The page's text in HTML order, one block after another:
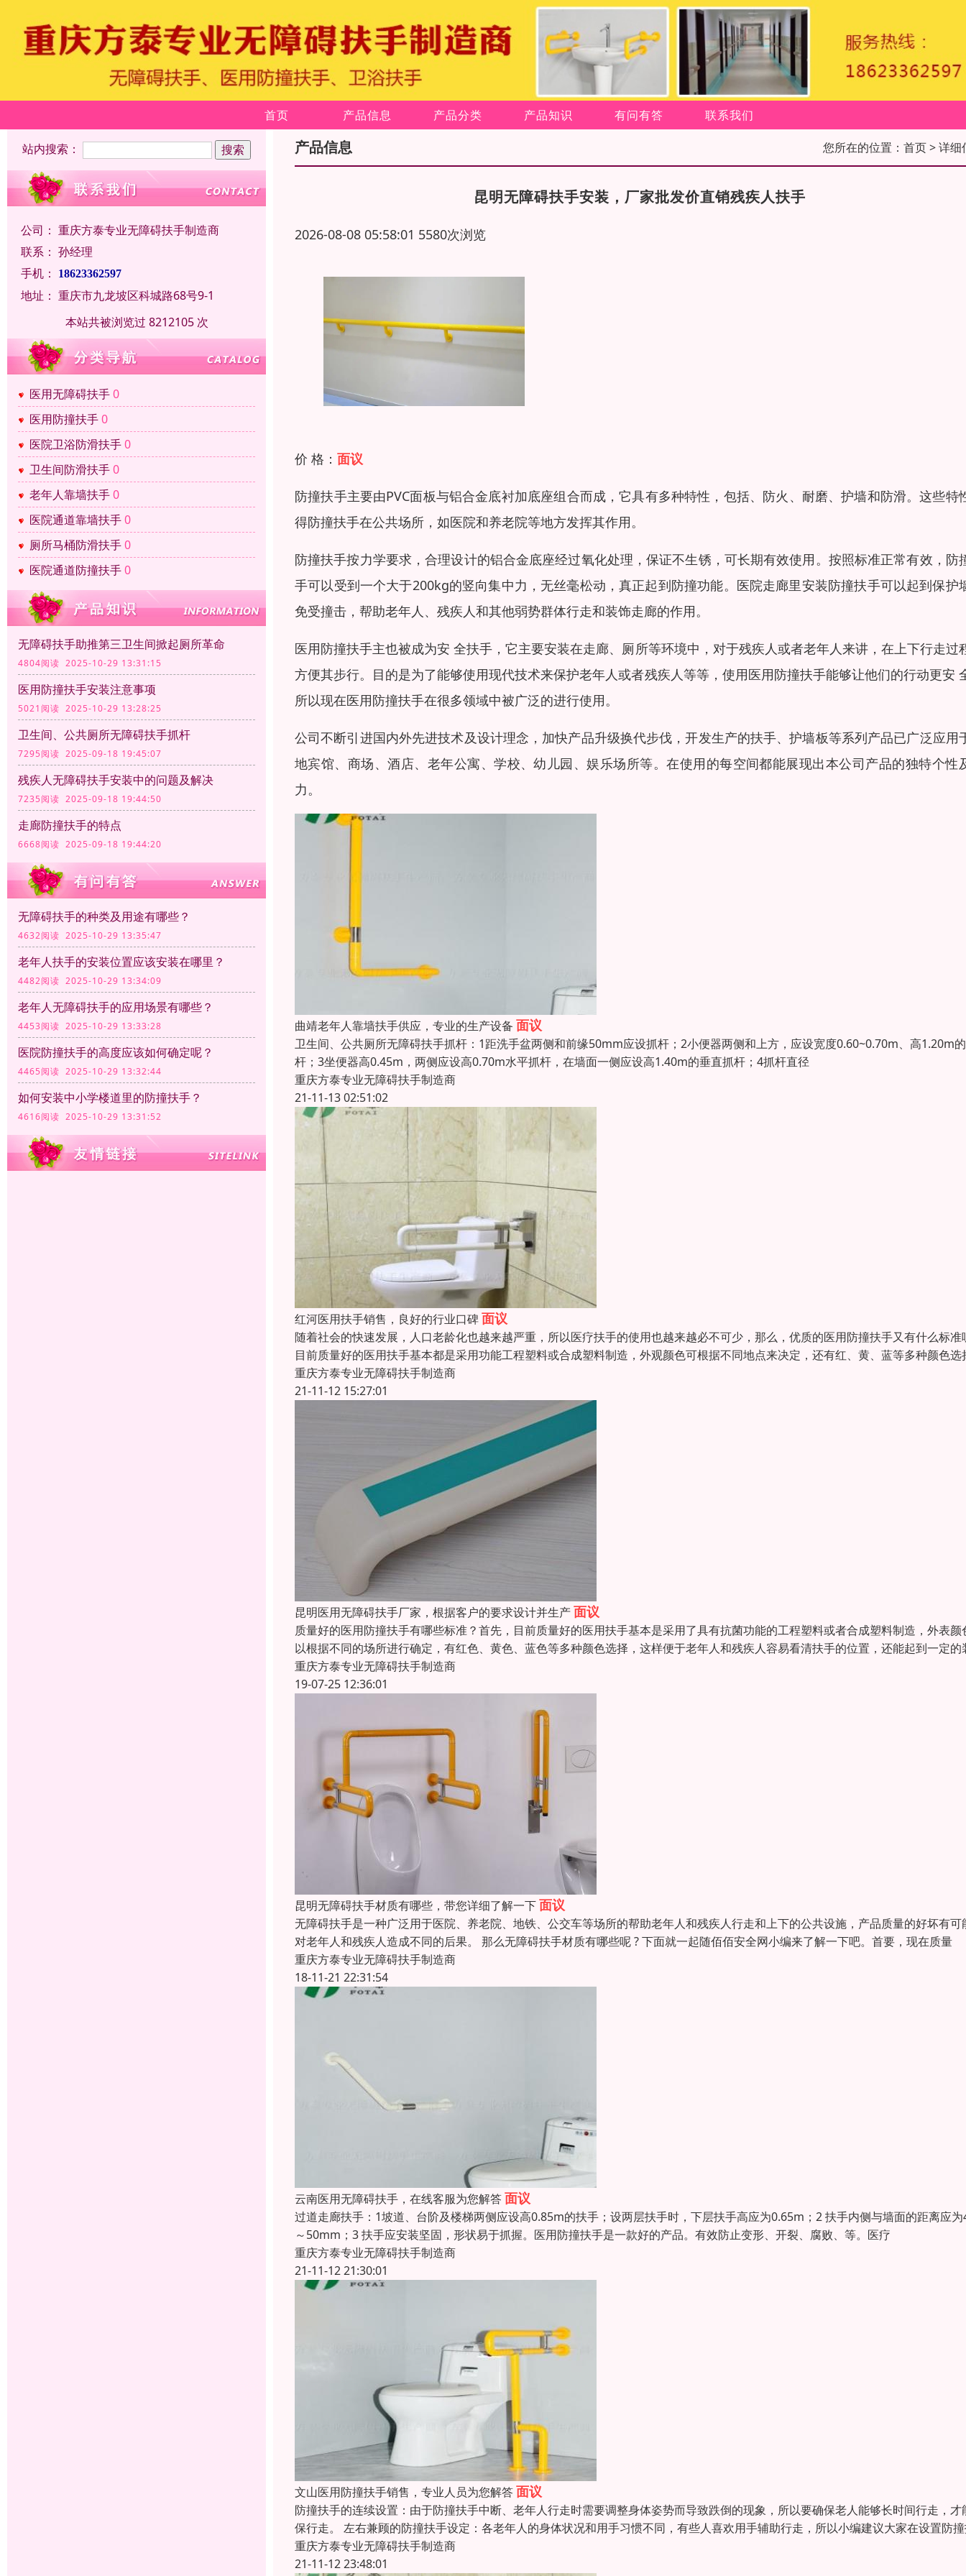
首页 产品信息 产品分类 产品知识 有问有答 联系我们
站内搜索：
公司： 重庆方泰专业无障碍扶手制造商
联系： 孙经理
手机：
18623362597
地址： 重庆市九龙坡区科城路68号9-1
本站共被浏览过 8212105 次
医用无障碍扶手0
医用防撞扶手0
医院卫浴防滑扶手0
卫生间防滑扶手0
老年人靠墙扶手0
医院通道靠墙扶手0
厕所马桶防滑扶手0
医院通道防撞扶手0
无障碍扶手助推第三卫生间掀起厕所革命
4804阅读 2025-10-29 13:31:15
医用防撞扶手安装注意事项
5021阅读 2025-10-29 13:28:25
卫生间、公共厕所无障碍扶手抓杆
7295阅读 2025-09-18 19:45:07
残疾人无障碍扶手安装中的问题及解决
7235阅读 2025-09-18 19:44:50
走廊防撞扶手的特点
6668阅读 2025-09-18 19:44:20
无障碍扶手的种类及用途有哪些？
4632阅读 2025-10-29 13:35:47
老年人扶手的安装位置应该安装在哪里？
4482阅读 2025-10-29 13:34:09
老年人无障碍扶手的应用场景有哪些？
4453阅读 2025-10-29 13:33:28
医院防撞扶手的高度应该如何确定呢？
4465阅读 2025-10-29 13:32:44
如何安装中小学楼道里的防撞扶手？
4616阅读 2025-10-29 13:31:52
产品信息 您所在的位置： 首页> 详细
昆明无障碍扶手安装，厂家批发价直销残疾人扶手
2026-08-08 05:58:01 5580次浏览
价 格： 面议
防撞扶手主要由PVC面板与铝合金底衬加底座组合而成，它具有多种特性，包括、防火、耐磨、护墙和防滑。这些特
得防撞扶手在公共场所，如医院和养老院等地方发挥其作用。
防撞扶手按力学要求，合理设计的铝合金底座经过氧化处理，保证不生锈，可长期有效使用。按照标准正常有效，防
手可以受到一个大于200kg的竖向集中力，无丝毫松动，真正起到防撞功能。医院走廊里安装防撞扶手可以起到保护
免受撞击，帮助老年人、残疾人和其他弱势群体行走和装饰走廊的作用。
医用防撞扶手主也被成为安 全扶手，它主要安装在走廊、厕所等环境中，对于残疾人或者老年人来讲，在上下行走过
方便其步行。目的是为了能够使用现代技术来保护老年人或者残疾人等等，使用医用防撞扶手能够让他们的行动更安
所以现在医用防撞扶手在很多领域中被广泛的进行使用。
公司不断引进国内外先进技术及设计理念，加快产品升级换代步伐，开发生产的扶手、护墙板等系列产品已广泛应用
地宾馆、商场、酒店、老年公寓、学校、幼儿园、娱乐场所等。在使用的每空间都能展现出本公司产品的独特个性
力。
曲靖老年人靠墙扶手供应，专业的生产设备 面议
卫生间、公共厕所无障碍扶手抓杆：1距洗手盆两侧和前缘50mm应设抓杆；2小便器两侧和上方，应设宽度0.60~0.70m、高1.20m
杆；3坐便器高0.45m，两侧应设高0.70m水平抓杆，在墙面一侧应设高1.40m的垂直抓杆；4抓杆直径
重庆方泰专业无障碍扶手制造商
21-11-13 02:51:02
红河医用扶手销售，良好的行业口碑面议
随着社会的快速发展，人口老龄化也越来越严重，所以医疗扶手的使用也越来越必不可少，那么，优质的医用防撞扶手又有什么标准
目前质量好的医用扶手基本都是采用功能工程塑料或合成塑料制造，外观颜色可根据不同地点来决定，还有红、黄、蓝等多种颜色选
重庆方泰专业无障碍扶手制造商
21-11-12 15:27:01
昆明医用无障碍扶手厂家，根据客户的要求设计并生产面议
质量好的医用防撞扶手有哪些标准？首先，目前质量好的医用扶手基本是采用了具有抗菌功能的工程塑料或者合成塑料制造，外表颜
以根据不同的场所进行确定，有红色、黄色、蓝色等多种颜色选择，这样便于老年人和残疾人容易看清扶手的位置，还能起到一定的
重庆方泰专业无障碍扶手制造商
19-07-25 12:36:01
昆明无障碍扶手材质有哪些，带您详细了解一下面议
无障碍扶手是一种广泛用于医院、养老院、地铁、公交车等场所的帮助老年人和残疾人行走和上下的公共设施，产品质量的好坏有可
对老年人和残疾人造成不同的后果。 那么无障碍扶手材质有哪些呢 ? 下面就一起随佰佰安全网小编来了解一下吧。首要，现在质量
重庆方泰专业无障碍扶手制造商
18-11-21 22:31:54
云南医用无障碍扶手，在线客服为您解答面议
过道走廊扶手：1坡道、台阶及楼梯两侧应设高0.85m的扶手；设两层扶手时，下层扶手高应为0.65m；2 扶手内侧与墙面的距离应为
～50mm；3 扶手应安装坚固，形状易于抓握。医用防撞扶手是一款好的产品。有效防止变形、开裂、腐败、等。医疗
重庆方泰专业无障碍扶手制造商
21-11-12 21:30:01
文山医用防撞扶手销售，专业人员为您解答面议
防撞扶手的连续设置：由于防撞扶手中断、老年人行走时需要调整身体姿势而导致跌倒的现象，所以要确保老人能够长时间行走，才
保行走。 左右兼顾的防撞扶手设定：各老年人的身体状况和用手习惯不同，有些人喜欢用手辅助行走，所以小编建议大家在设置防
重庆方泰专业无障碍扶手制造商
21-11-12 23:48:01